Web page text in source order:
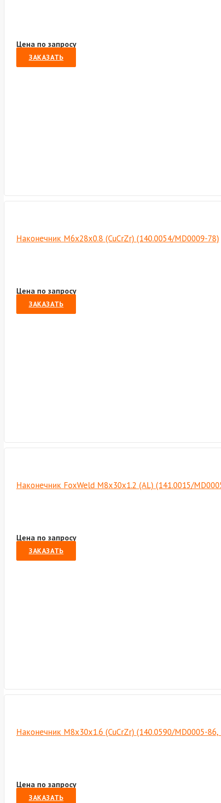
Цена по запросу
ЗАКАЗАТЬ
Наконечник М6х28х0.8 (CuCrZr) (140.0054/MD0009-78)
Цена по запросу
ЗАКАЗАТЬ
Наконечник FoxWeld M8х30х1.2 (AL) (141.0015/
Цена по запросу
ЗАКАЗАТЬ
Наконечник М8х30х1.6 (CuCrZr) (140.0590/MD0005-
Цена по запросу
ЗАКАЗАТЬ